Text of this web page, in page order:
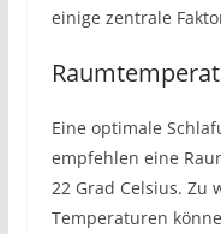
einige zentrale
Eine optimale
empfehlen eine
22 Grad Celsius. Zu
Temperaturen